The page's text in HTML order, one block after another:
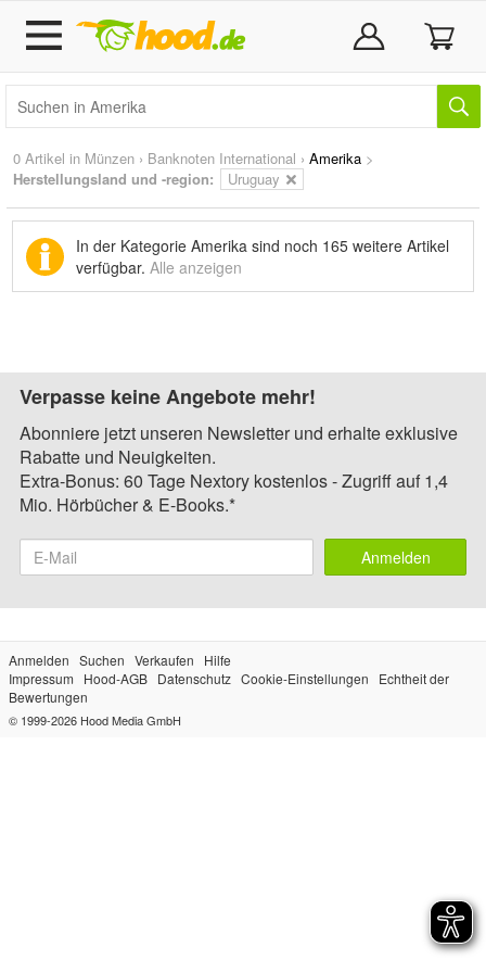
0 Artikel in Münzen › Banknoten International › Amerika >
Herstellungsland und -region:
Uruguay
In der Kategorie Amerika sind noch 165 weitere Artikel
verfügbar. Alle anzeigen
Verpasse keine Angebote mehr!
Abonniere jetzt unseren Newsletter und erhalte exklusive
Rabatte und Neuigkeiten.
Extra-Bonus: 60 Tage Nextory kostenlos - Zugriff auf 1,4
Mio. Hörbücher & E-Books.*
Anmelden
Anmelden Suchen Verkaufen
Hilfe
Impressum
Hood-AGB Datenschutz Cookie-Einstellungen
Echtheit der
Bewertungen
© 1999-2026 Hood Media GmbH